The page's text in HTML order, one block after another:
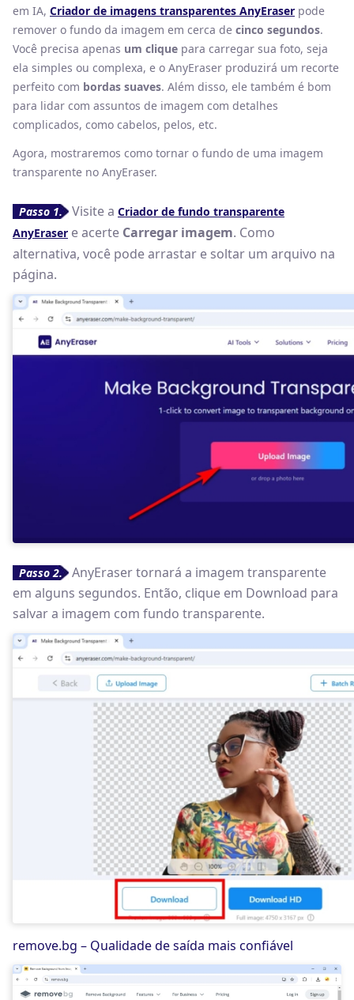
em IA, Criador de imagens transparentes AnyEraser pode
remover o fundo da imagem em cerca de cinco segundos.
Você precisa apenas um clique para carregar sua foto, seja
ela simples ou complexa, e o AnyEraser produzirá um recorte
perfeito com bordas suaves. Além disso, ele também é bom
para lidar com assuntos de imagem com detalhes
complicados, como cabelos, pelos, etc.
Agora, mostraremos como tornar o fundo de uma imagem
transparente no AnyEraser.
Passo 1. Visite a Criador de fundo transparente
AnyEraser e acerte Carregar imagem. Como
alternativa, você pode arrastar e soltar um arquivo na
página.
Passo 2.
AnyEraser tornará a imagem transparente
em alguns segundos. Então, clique em Download para
salvar a imagem com fundo transparente.
remove.bg – Qualidade de saída mais confiável